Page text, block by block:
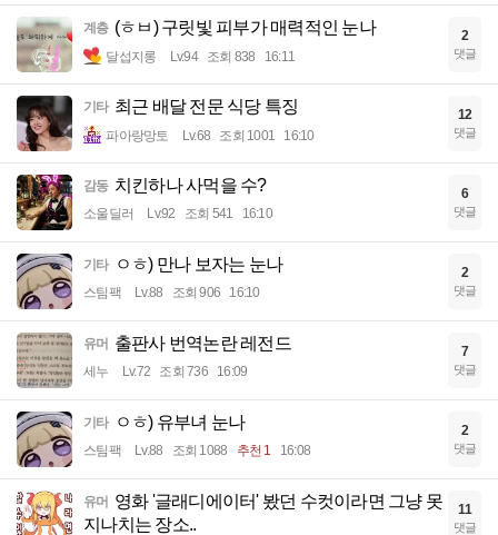
계층 (ㅎㅂ) 구릿빛 피부가 매력적인 눈나
달섭지롱 Lv.94 조회 838 16:11
2
댓글
기타 최근 배달 전문 식당 특징
파아랑망토 Lv.68 조회 1001 16:10
12
댓글
감동 치킨하나 사먹을 수?
소울딜러 Lv.92 조회 541 16:10
6
댓글
기타 ㅇㅎ) 만나 보자는 눈나
스팀팩 Lv.88 조회 906 16:10
2
댓글
유머 출판사 번역논란 레전드
세누 Lv.72 조회 736 16:09
7
댓글
기타 ㅇㅎ) 유부녀 눈나
스팀팩 Lv.88 조회 1088 추천 1 16:08
2
댓글
유머 영화 '글래디에이터' 봤던 수컷이라면 그냥 못
지나치는 장소..
11
댓글